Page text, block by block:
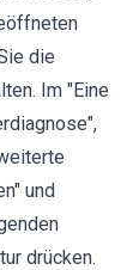
die
Im "Eine
und
drücken.